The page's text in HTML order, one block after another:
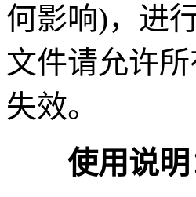
何影响)，进
文件请允许
失效。
使用说明